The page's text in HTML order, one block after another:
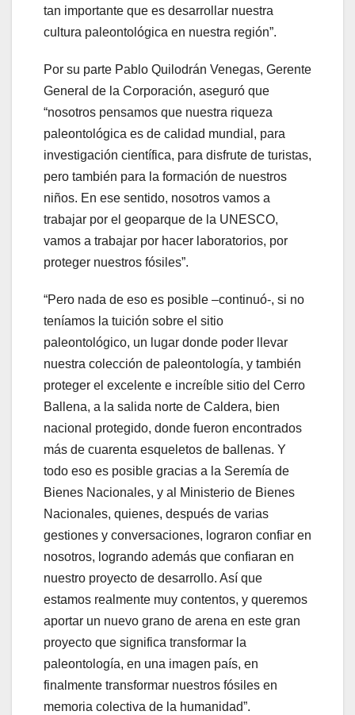
tan importante que es desarrollar nuestra
cultura paleontológica en nuestra región”.
Por su parte Pablo Quilodrán Venegas, Gerente
General de la Corporación, aseguró que
“nosotros pensamos que nuestra riqueza
paleontológica es de calidad mundial, para
investigación científica, para disfrute de turistas,
pero también para la formación de nuestros
niños. En ese sentido, nosotros vamos a
trabajar por el geoparque de la UNESCO,
vamos a trabajar por hacer laboratorios, por
proteger nuestros fósiles”.
“Pero nada de eso es posible –continuó-, si no
teníamos la tuición sobre el sitio
paleontológico, un lugar donde poder llevar
nuestra colección de paleontología, y también
proteger el excelente e increíble sitio del Cerro
Ballena, a la salida norte de Caldera, bien
nacional protegido, donde fueron encontrados
más de cuarenta esqueletos de ballenas. Y
todo eso es posible gracias a la Seremía de
Bienes Nacionales, y al Ministerio de Bienes
Nacionales, quienes, después de varias
gestiones y conversaciones, lograron confiar en
nosotros, logrando además que confiaran en
nuestro proyecto de desarrollo. Así que
estamos realmente muy contentos, y queremos
aportar un nuevo grano de arena en este gran
proyecto que significa transformar la
paleontología, en una imagen país, en
finalmente transformar nuestros fósiles en
memoria colectiva de la humanidad”.